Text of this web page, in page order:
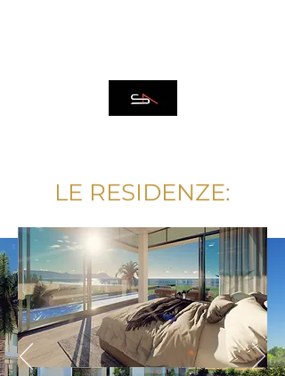
LUXURY BEACHFRONT
BENESSERE ALLO STATO
PURO
LE RESIDENZE: